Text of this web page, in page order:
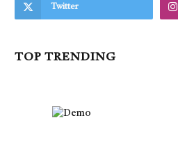
Twitter
TOP TRENDING